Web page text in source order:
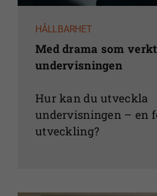
HÅLLBARHET
Med drama som
undervisningen
Hur kan du utveckla
undervisningen – en
utveckling?